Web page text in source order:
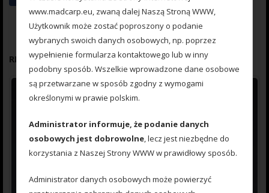
RELATED PRODUCTS
www.madcarp.eu, zwaną dalej Naszą Stroną WWW,
Użytkownik może zostać poproszony o podanie
wybranych swoich danych osobowych, np. poprzez
wypełnienie formularza kontaktowego lub w inny
podobny sposób. Wszelkie wprowadzone dane osobowe
są przetwarzane w sposób zgodny z wymogami
określonymi w prawie polskim.
Administrator informuje, że podanie danych
osobowych jest dobrowolne, lecz jest niezbędne do
korzystania z Naszej Strony WWW w prawidłowy sposób.
Administrator danych osobowych może powierzyć